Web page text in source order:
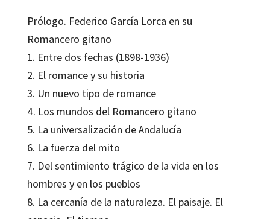
Prólogo. Federico García Lorca en su
Romancero gitano
1. Entre dos fechas (1898-1936)
2. El romance y su historia
3. Un nuevo tipo de romance
4. Los mundos del Romancero gitano
5. La universalización de Andalucía
6. La fuerza del mito
7. Del sentimiento trágico de la vida en los
hombres y en los pueblos
8. La cercanía de la naturaleza. El paisaje. El